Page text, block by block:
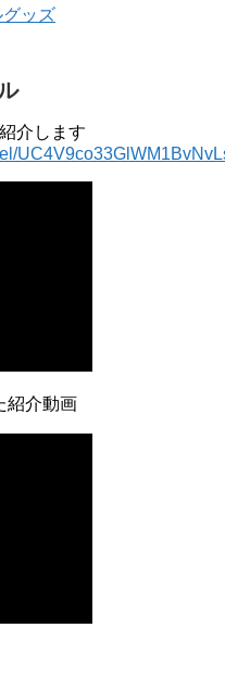
ッズ
介します
紹介動画